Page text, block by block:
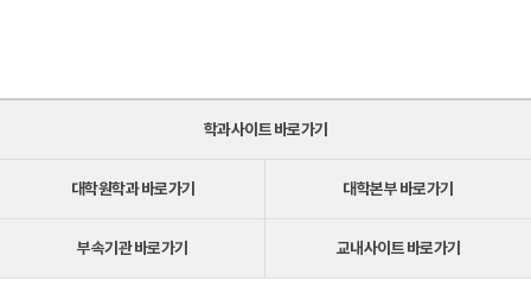
학과사이트 바로가기
대학원학과 바로가기 대학본부 바로가기
부속기관 바로가기 교내사이트 바로가기